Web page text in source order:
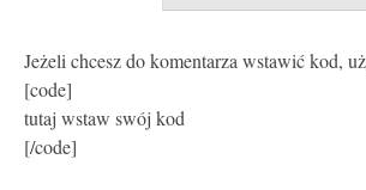
Jeżeli chcesz do komentarza wstawić kod,
[code]
tutaj wstaw swój kod
[/code]